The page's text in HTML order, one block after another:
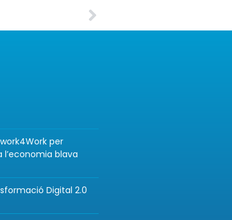
per
blava
Digital 2.0